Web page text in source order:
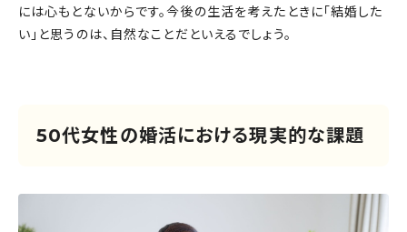
には心もとないからです。今後の生活を考えたときに「結婚した
い」と思うのは、自然なことだといえるでしょう。
50代女性の婚活における現実的な課題